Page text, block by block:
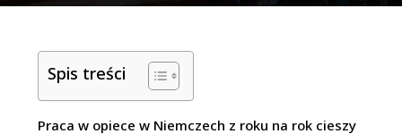
Spis treści
Praca w opiece w Niemczech z roku na rok cieszy